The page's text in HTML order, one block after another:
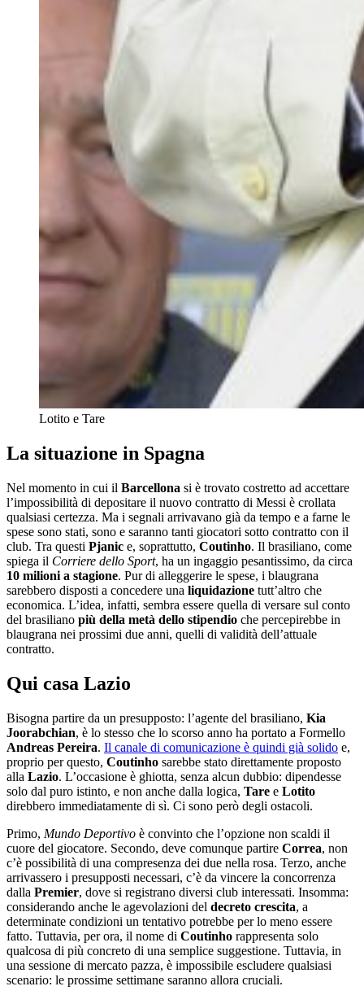
Lotito e Tare
La situazione in Spagna
Nel momento in cui il Barcellona si è trovato costretto ad accettare
l’impossibilità di depositare il nuovo contratto di Messi è crollata
qualsiasi certezza. Ma i segnali arrivavano già da tempo e a farne le
spese sono stati, sono e saranno tanti giocatori sotto contratto con il
club. Tra questi Pjanic e, soprattutto, Coutinho. Il brasiliano, come
spiega il Corriere dello Sport, ha un ingaggio pesantissimo, da circa
10 milioni a stagione. Pur di alleggerire le spese, i blaugrana
sarebbero disposti a concedere una liquidazione tutt’altro che
economica. L’idea, infatti, sembra essere quella di versare sul conto
del brasiliano più della metà dello stipendio che percepirebbe in
blaugrana nei prossimi due anni, quelli di validità dell’attuale
contratto.
Qui casa Lazio
Bisogna partire da un presupposto: l’agente del brasiliano, Kia
Joorabchian, è lo stesso che lo scorso anno ha portato a Formello
Andreas Pereira. Il canale di comunicazione è quindi già solido e,
proprio per questo, Coutinho sarebbe stato direttamente proposto
alla Lazio. L’occasione è ghiotta, senza alcun dubbio: dipendesse
solo dal puro istinto, e non anche dalla logica, Tare e Lotito
direbbero immediatamente di sì. Ci sono però degli ostacoli.
Primo, Mundo Deportivo è convinto che l’opzione non scaldi il
cuore del giocatore. Secondo, deve comunque partire Correa, non
c’è possibilità di una compresenza dei due nella rosa. Terzo, anche
arrivassero i presupposti necessari, c’è da vincere la concorrenza
dalla Premier, dove si registrano diversi club interessati. Insomma:
considerando anche le agevolazioni del decreto crescita, a
determinate condizioni un tentativo potrebbe per lo meno essere
fatto. Tuttavia, per ora, il nome di Coutinho rappresenta solo
qualcosa di più concreto di una semplice suggestione. Tuttavia, in
una sessione di mercato pazza, è impossibile escludere qualsiasi
scenario: le prossime settimane saranno allora cruciali.